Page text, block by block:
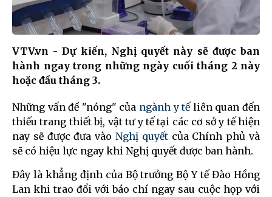
VTV.vn - Dự kiến, Nghị quyết này sẽ được ban
hành ngay trong những ngày cuối tháng 2 này
hoặc đầu tháng 3.
Những vấn đề "nóng" của ngành y tế liên quan đến
thiếu trang thiết bị, vật tư y tế tại các cơ sở y tế hiện
nay sẽ được đưa vào Nghị quyếtcủa Chính phủ và
sẽ có hiệu lực ngay khi Nghị quyết được ban hành.
Đây là khẳng định của Bộ trưởng Bộ Y tế Đào Hồng
Lan khi trao đổi với báo chí ngay sau cuộc họp với